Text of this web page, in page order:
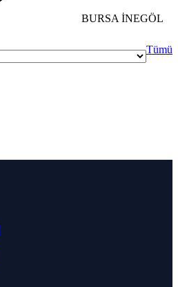
BURSA İNEGÖL
Tümü